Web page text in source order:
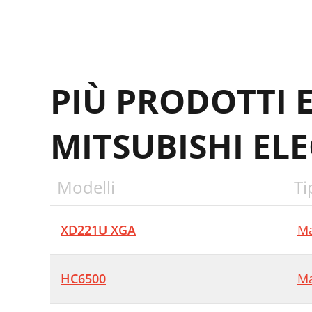
PIÙ PRODOTTI
MITSUBISHI
Modelli
XD221U XGA
HC6500